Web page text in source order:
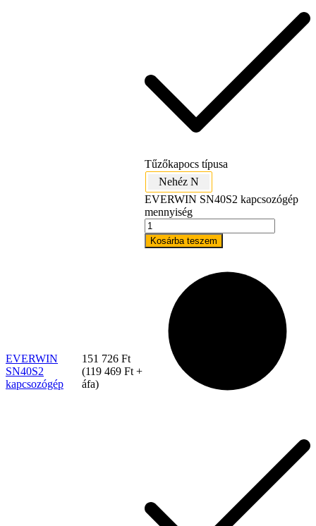
EVERWIN
SN40S2
kapcsozógép
151 726 Ft
(119 469 Ft +
áfa)
Tűzőkapocs típusa
Nehéz N
EVERWIN SN40S2 kapcsozógép
mennyiség
Kosárba teszem